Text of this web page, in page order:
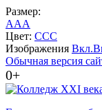
Размер:
AAA
Цвет: CCC
Изображения Вкл.
Обычная версия
0+